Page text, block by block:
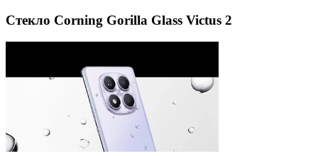
Стекло Corning Gorilla Glass Victus 2